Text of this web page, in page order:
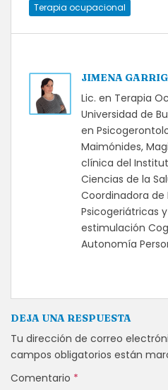
Terapia ocupacional
JIMENA
Lic. en Terapia
Universidad de
en
Maimónides,
clínica del
Ciencias de la
Coordinadora
Psicogeriátricas
estimulación
Autonomía
DEJA UNA RESPUESTA
Tu dirección de correo
campos obligatorios están
Comentario *